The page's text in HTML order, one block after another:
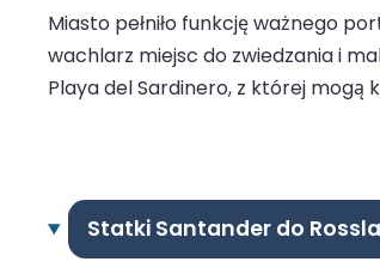
Miasto pełniło funkcję ważnego
wachlarz miejsc do zwiedzania i
Playa del Sardinero, z której mogą
Statki Santander do